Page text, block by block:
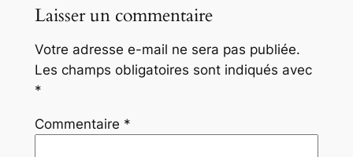
Laisser un commentaire
Votre adresse e-mail ne sera pas publiée.
Les champs obligatoires sont indiqués avec
*
Commentaire *